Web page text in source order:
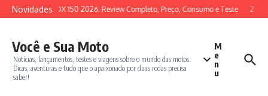
Ir para o conteúdo
NovidadesSYM ADX 150 2026: Review Completo, Preço, Consumo e Teste
Você e Sua Moto
Notícias, lançamentos, testes e viagens sobre o mundo das motos.
Dicas, aventuras e tudo que o apaixonado por duas rodas precisa
saber!
M
e
n
u